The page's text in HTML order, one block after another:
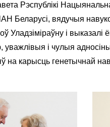
Рэспублікі
Беларусі, вядучыя
Уладзіміраўну і
уважлівыя і чулыя
на карысць генетычнай